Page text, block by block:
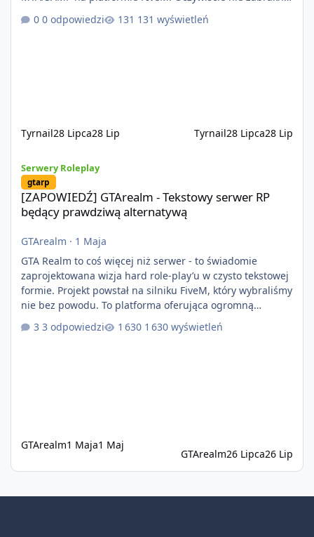
kontentu dla graczy którzy chcą robić coś innego niż
jeździć ciężarówką. Projekt tworzony jest od podstaw z
0 odpowiedzi 131 wyświetleń
Tyrnail28 Lipca28 Lip Tyrnail28 Lipca28 Lip
Serwery Roleplay
gtarp
[ZAPOWIEDŹ] GTArealm - Tekstowy serwer RP
będący prawdziwą alternatywą
GTArealm · 1 Maja
GTA Realm to coś więcej niż serwer - to świadomie
zaprojektowana wizja hard role-play’u w czysto tekstowej
formie. Projekt powstał na silniku FiveM, który wybraliśmy
nie bez powodu. To platforma oferująca ogromną
elastyczność i znacznie szybszy rozwój systemów niż w
przypadku innych rozwiązań. Usprawniona
3 odpowiedzi 1 630 wyświetleń
GTArealm1 Maja1 Maj
GTArealm26 Lipca26 Lip